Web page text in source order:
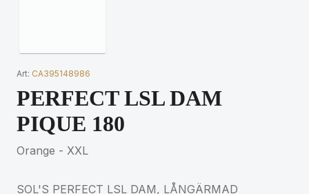
Art: CA395148986
PERFECT LSL DAM
PIQUE 180
Orange - XXL
SOL'S PERFECT LSL DAM, LÅNGÄRMAD